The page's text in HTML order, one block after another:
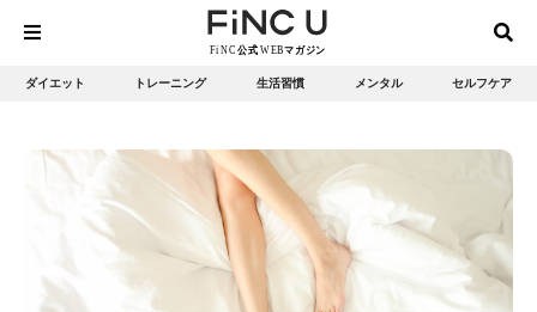
ダイエット トレーニング 生活習慣 メンタル セルフケア